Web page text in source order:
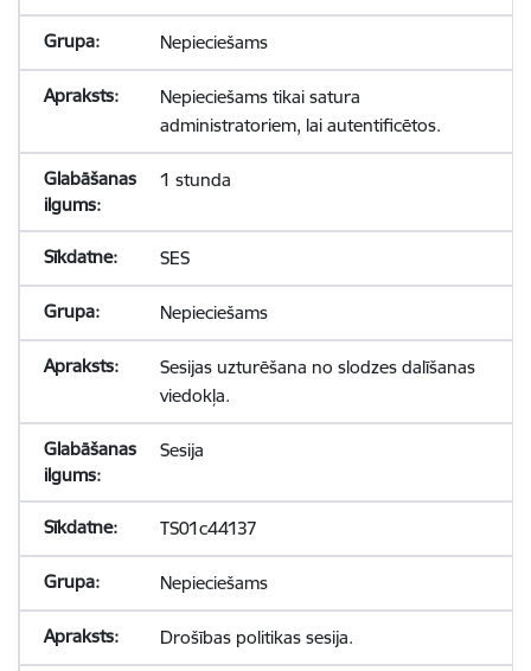
Nepieciešams
Nepieciešams tikai satura
administratoriem, lai autentificētos.
1 stunda
SES
Nepieciešams
Sesijas uzturēšana no slodzes dalīšanas
viedokļa.
Sesija
TS01c44137
Nepieciešams
Drošības politikas sesija.